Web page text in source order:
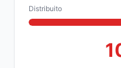
Distribuito